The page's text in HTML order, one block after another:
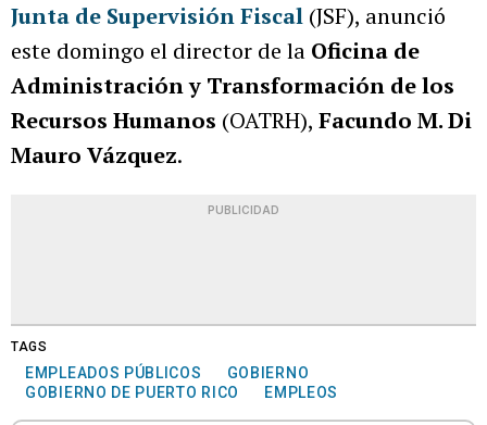
Junta de Supervisión Fiscal (JSF), anunció
este domingo el director de la Oficina de
Administración y Transformación de los
Recursos Humanos (OATRH), Facundo M. Di
Mauro Vázquez.
PUBLICIDAD
TAGS
EMPLEADOS PÚBLICOS
GOBIERNO
GOBIERNO DE PUERTO RICO
EMPLEOS